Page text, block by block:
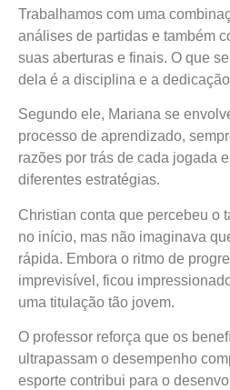
Trabalhamos com uma
análises de partidas e também
suas aberturas e finais. O que
dela é a disciplina e a
Segundo ele, Mariana se
processo de aprendizado,
razões por trás de cada jogada
diferentes estratégias.
Christian conta que percebeu o
no início, mas não imaginava
rápida. Embora o ritmo de
imprevisível, ficou
uma titulação tão jovem.
O professor reforça que os
ultrapassam o desempenho
esporte contribui para o